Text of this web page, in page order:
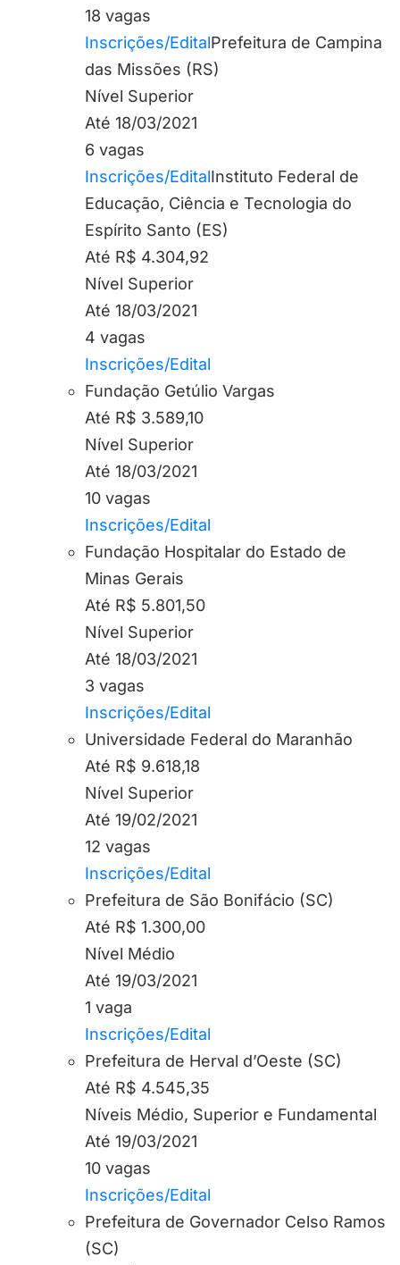
18 vagas
Inscrições/EditalPrefeitura de Campina
das Missões (RS)
Nível Superior
Até 18/03/2021
6 vagas
Inscrições/EditalInstituto Federal de
Educação, Ciência e Tecnologia do
Espírito Santo (ES)
Até R$ 4.304,92
Nível Superior
Até 18/03/2021
4 vagas
Inscrições/Edital
Fundação Getúlio Vargas
Até R$ 3.589,10
Nível Superior
Até 18/03/2021
10 vagas
Inscrições/Edital
Fundação Hospitalar do Estado de
Minas Gerais
Até R$ 5.801,50
Nível Superior
Até 18/03/2021
3 vagas
Inscrições/Edital
Universidade Federal do Maranhão
Até R$ 9.618,18
Nível Superior
Até 19/02/2021
12 vagas
Inscrições/Edital
Prefeitura de São Bonifácio (SC)
Até R$ 1.300,00
Nível Médio
Até 19/03/2021
1 vaga
Inscrições/Edital
Prefeitura de Herval d’Oeste (SC)
Até R$ 4.545,35
Níveis Médio, Superior e Fundamental
Até 19/03/2021
10 vagas
Inscrições/Edital
Prefeitura de Governador Celso Ramos
(SC)